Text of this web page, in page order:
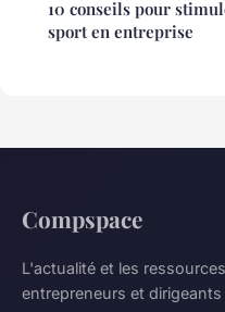
10 conseils pour
sport en entreprise
Compspace
L'actualité et les
entrepreneurs et dirigeants